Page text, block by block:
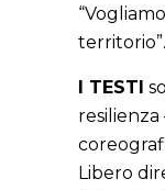
territorio”.
I TESTI
resilienza
Libero